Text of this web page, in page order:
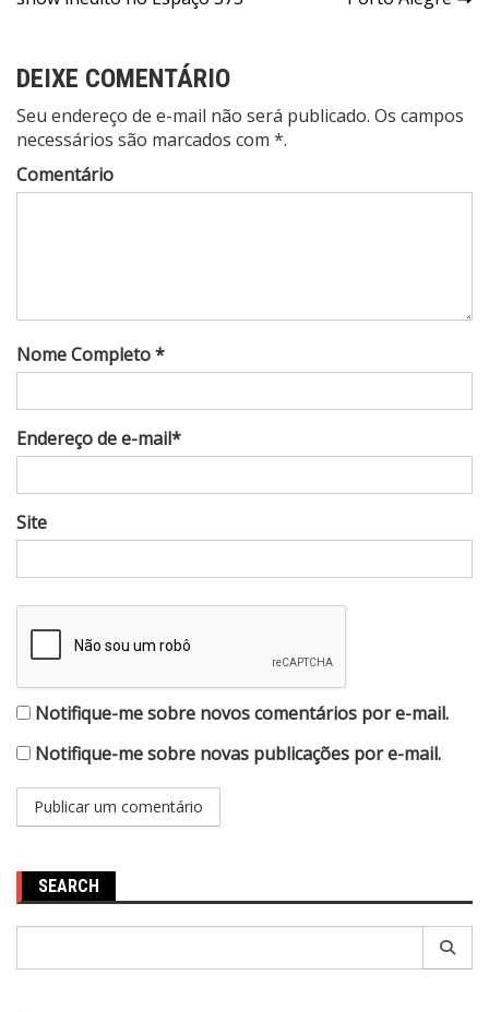
DEIXE COMENTÁRIO
Seu endereço de e-mail não será publicado. Os campos
necessários são marcados com *.
Comentário
Nome Completo *
Endereço de e-mail*
Site
Notifique-me sobre novos comentários por e-mail.
Notifique-me sobre novas publicações por e-mail.
SEARCH